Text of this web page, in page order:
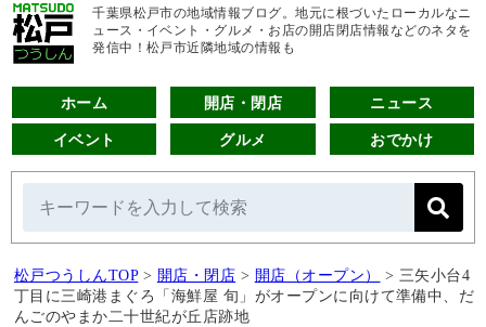
千葉県松戸市の地域情報ブログ。地元に根づいたローカルなニ
ュース・イベント・グルメ・お店の開店閉店情報などのネタを
発信中！松戸市近隣地域の情報も
ホーム 開店・閉店 ニュース
イベント グルメ おでかけ
松戸つうしんTOP > 開店・閉店 > 開店（オープン） > 三矢小台4
丁目に三崎港まぐろ「海鮮屋 旬」がオープンに向けて準備中、だ
んごのやまか二十世紀が丘店跡地